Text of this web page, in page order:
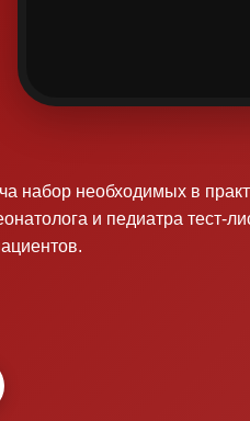
набор необходимых в
и педиатра тест-